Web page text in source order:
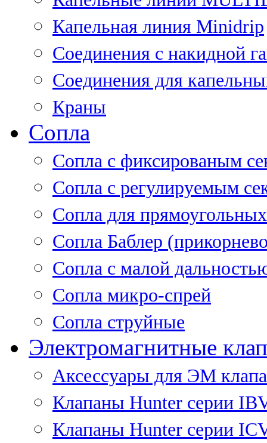
Капельная линия Minidrip
Соединения с накидной
Соединения для
Краны
Сопла
Cопла с фиксированым
Сопла с регулируемым
Сопла для
Сопла Баблер
Сопла с малой
Сопла микро-спрей
Сопла струйные
Электромагнитные
Аксессуары для ЭМ
Клапаны Hunter серии
Клапаны Hunter серии